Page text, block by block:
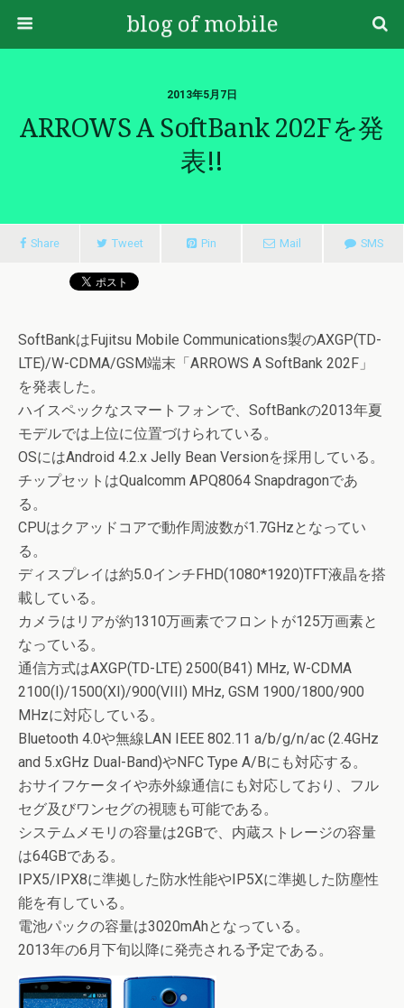
blog of mobile
2013年5月7日
ARROWS A SoftBank 202Fを発
表!!
Share Tweet Pin Mail SMS
SoftBankはFujitsu Mobile Communications製のAXGP(TD-
LTE)/W-CDMA/GSM端末「ARROWS A SoftBank 202F」
を発表した。
ハイスペックなスマートフォンで、SoftBankの2013年夏
モデルでは上位に位置づけられている。
OSにはAndroid 4.2.x Jelly Bean Versionを採用している。
チップセットはQualcomm APQ8064 Snapdragonであ
る。
CPUはクアッドコアで動作周波数が1.7GHzとなってい
る。
ディスプレイは約5.0インチFHD(1080*1920)TFT液晶を搭
載している。
カメラはリアが約1310万画素でフロントが125万画素と
なっている。
通信方式はAXGP(TD-LTE) 2500(B41) MHz, W-CDMA
2100(I)/1500(XI)/900(VIII) MHz, GSM 1900/1800/900
MHzに対応している。
Bluetooth 4.0や無線LAN IEEE 802.11 a/b/g/n/ac (2.4GHz
and 5.xGHz Dual-Band)やNFC Type A/Bにも対応する。
おサイフケータイや赤外線通信にも対応しており、フル
セグ及びワンセグの視聴も可能である。
システムメモリの容量は2GBで、内蔵ストレージの容量
は64GBである。
IPX5/IPX8に準拠した防水性能やIP5Xに準拠した防塵性
能を有している。
電池パックの容量は3020mAhとなっている。
2013年の6月下旬以降に発売される予定である。